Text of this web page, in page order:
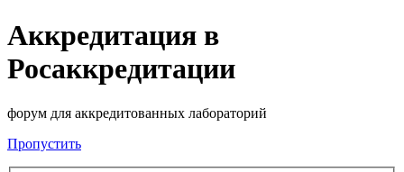
Аккредитация в
Росаккредитации
форум для аккредитованных лабораторий
Пропустить